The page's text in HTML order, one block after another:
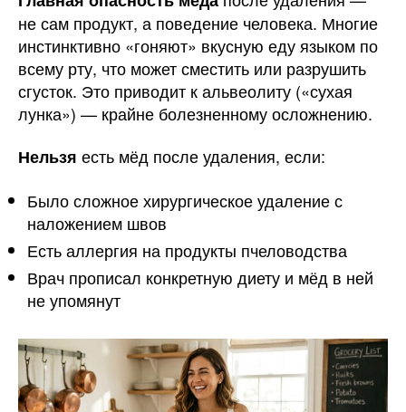
не сам продукт, а поведение человека. Многие
инстинктивно «гоняют» вкусную еду языком по
всему рту, что может сместить или разрушить
сгусток. Это приводит к альвеолиту («сухая
лунка») — крайне болезненному осложнению.
Нельзя есть мёд после удаления, если:
Было сложное хирургическое удаление с
наложением швов
Есть аллергия на продукты пчеловодства
Врач прописал конкретную диету и мёд в ней
не упомянут